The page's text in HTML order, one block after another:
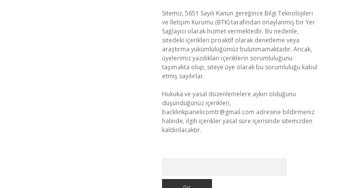
Sitemiz, 5651 Sayılı Kanun gereğince Bilgi Teknolojileri
ve İletişim Kurumu (BTK) tarafından onaylanmış bir Yer
Sağlayıcı olarak hizmet vermektedir. Bu nedenle,
sitedeki içerikleri proaktif olarak denetleme veya
araştırma yükümlülüğümüz bulunmamaktadır. Ancak,
üyelerimiz yazdıkları içeriklerin sorumluluğunu
taşımakta olup, siteye üye olarak bu sorumluluğu kabul
etmiş sayılırlar.
Hukuka ve yasal düzenlemelere aykırı olduğunu
düşündüğünüz içerikleri,
backlinkpanelicomtr@gmail.com adresine bildirmeniz
halinde, ilgili içerikler yasal süre içerisinde sitemizden
kaldırılacaktır.